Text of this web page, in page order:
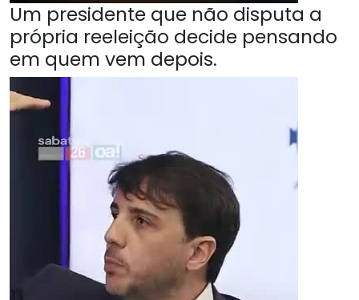
Um presidente que não disputa a
própria reeleição decide pensando
em quem vem depois.